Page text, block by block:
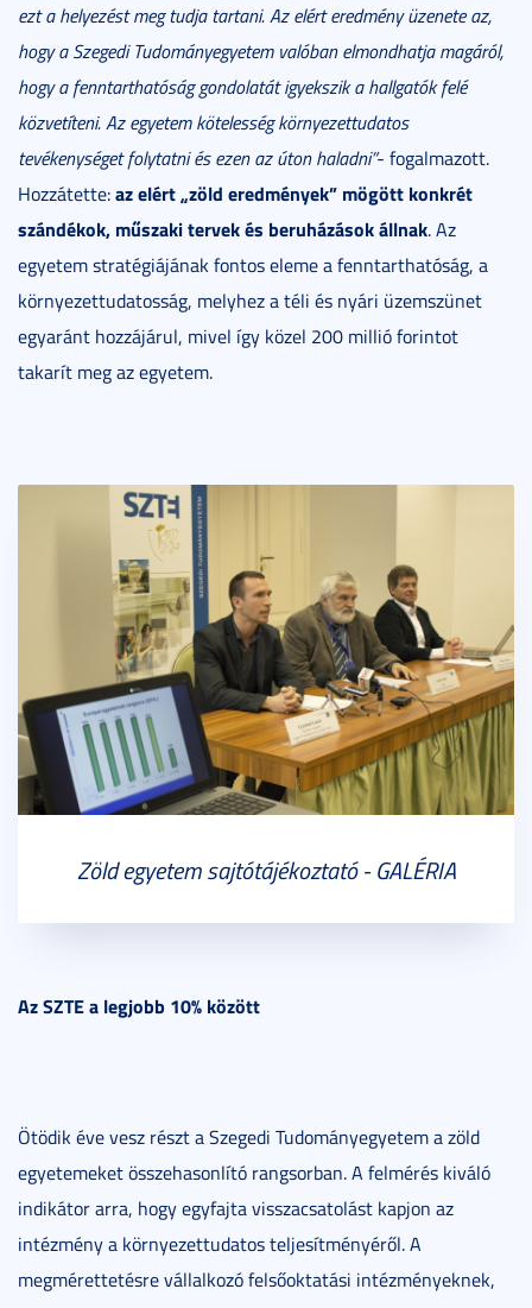
ezt a helyezést meg tudja tartani. Az elért eredmény üzenete az,
hogy a Szegedi Tudományegyetem valóban elmondhatja magáról,
hogy a fenntarthatóság gondolatát igyekszik a hallgatók felé
közvetíteni. Az egyetem kötelesség környezettudatos
tevékenységet folytatni és ezen az úton haladni”- fogalmazott.
Hozzátette:azelért „zöld eredmények” mögött konkrét
szándékok, műszaki tervek és beruházások állnak. Az
egyetem stratégiájának fontos eleme a fenntarthatóság, a
környezettudatosság, melyhez a téli és nyári üzemszünet
egyaránt hozzájárul, mivel így közel 200 millió forintot
takarít meg az egyetem.
Zöld egyetem sajtótájékoztató - GALÉRIA
Az SZTE a legjobb 10% között
Ötödik éve vesz részt a Szegedi Tudományegyetem a zöld
egyetemeket összehasonlító rangsorban. A felmérés kiváló
indikátor arra, hogy egyfajta visszacsatolást kapjon az
intézmény a környezettudatos teljesítményéről. A
megmérettetésre vállalkozó felsőoktatási intézményeknek,